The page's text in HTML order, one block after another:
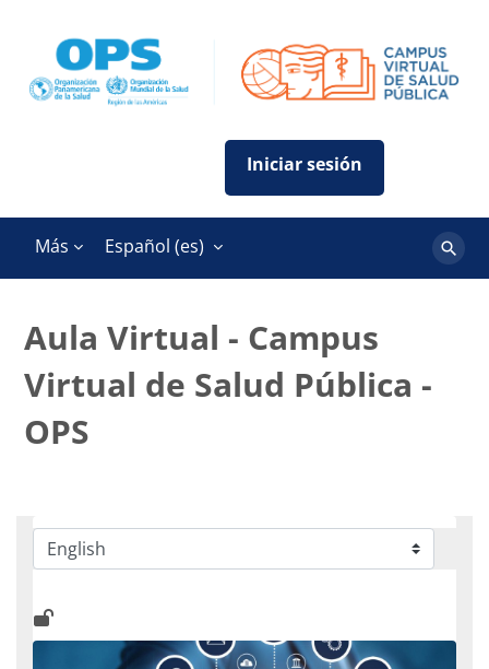
Más Español ‎(es)‎
Buscar
Aula Virtual - Campus
Virtual de Salud Pública -
OPS
Categorías